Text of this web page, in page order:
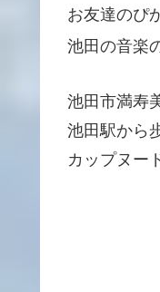
お友達のぴ
池田の音楽
池田市満寿
池田駅から
カップヌー